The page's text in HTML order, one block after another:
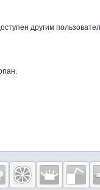
другим